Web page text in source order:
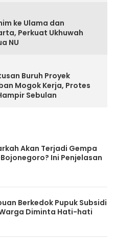
ke Ulama dan
Perkuat Ukhuwah
NU
Buruh Proyek
Mogok Kerja, Protes
Sebulan
Akan Terjadi Gempa
Ini Penjelasan
Berkedok Pupuk Subsidi
Diminta Hati-hati